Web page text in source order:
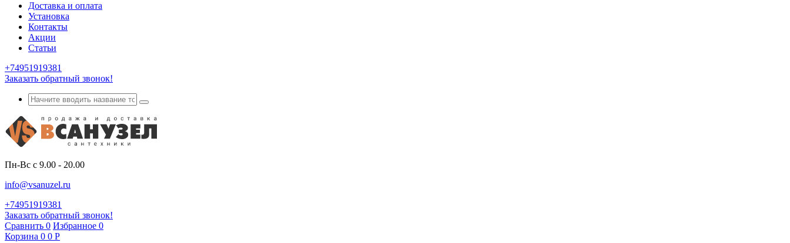
Доставка и оплата
Установка
Контакты
Акции
Статьи
+74951919381
Заказать обратный звонок!
Пн-Вс с 9.00 - 20.00
info@vsanuzel.ru
+74951919381
Заказать обратный звонок!
Сравнить 0 Избранное 0
Корзина 0 0 Р